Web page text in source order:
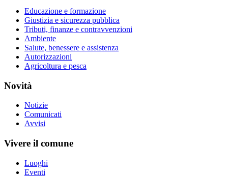
Educazione e formazione
Giustizia e sicurezza pubblica
Tributi, finanze e contravvenzioni
Ambiente
Salute, benessere e assistenza
Autorizzazioni
Agricoltura e pesca
Novità
Notizie
Comunicati
Avvisi
Vivere il comune
Luoghi
Eventi